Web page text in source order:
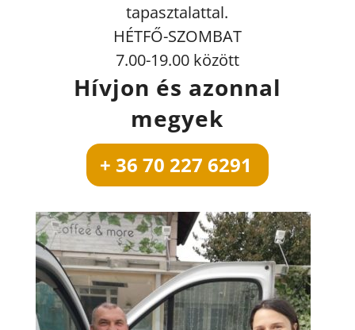
tapasztalattal.
HÉTFŐ-SZOMBAT
7.00-19.00 között
Hívjon és azonnal
megyek
+ 36 70 227 6291